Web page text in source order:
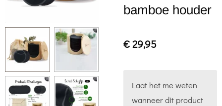
bamboe houder
€ 29,95
Laat het me weten
wanneer dit product